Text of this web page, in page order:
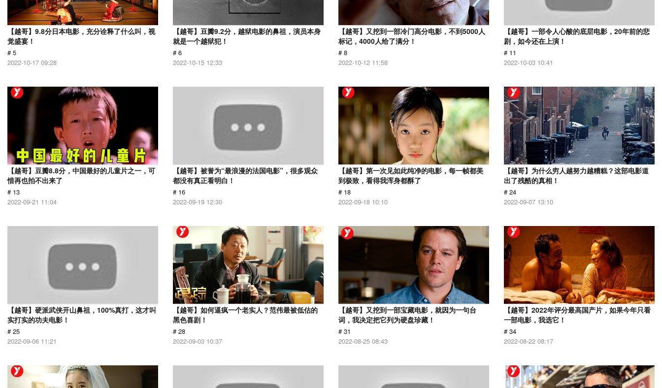
【越哥】9.8分日本电影，充分诠释了什么叫，视
觉盛宴！
# 5
2022-10-17 09:28
【越哥】豆瓣9.2分，越狱电影的鼻祖，演员本身
就是一个越狱犯！
# 6
2022-10-15 12:33
【越哥】又挖到一部冷门高分电影，不到5000人
标记，4000人给了满分！
# 8
2022-10-12 11:58
【越哥】一部令人心酸的底层电影，20年前的悲
剧，如今还在上演！
# 11
2022-10-03 10:41
【越哥】豆瓣8.8分，中国最好的儿童片之一，可
惜再也拍不出来了
# 13
2022-09-21 11:04
【越哥】被誉为“最浪漫的法国电影”，很多观众
都没有真正看明白！
# 16
2022-09-19 12:30
【越哥】第一次见如此纯净的电影，每一帧都美
到极致，看得我浑身都酥了
# 18
2022-09-18 10:10
【越哥】为什么穷人越努力越糟糕？这部电影道
出了残酷的真相！
# 24
2022-09-07 13:10
【越哥】硬派武侠开山鼻祖，100%真打，这才叫
实打实的功夫电影！
# 25
2022-09-06 11:21
【越哥】如何逼疯一个老实人？范伟最被低估的
黑色喜剧！
# 28
2022-09-03 10:37
【越哥】又挖到一部宝藏电影，就因为一句台
词，我决定把它列为硬盘珍藏！
# 31
2022-08-25 08:43
【越哥】2022年评分最高国产片，如果今年只看
一部电影，我选它！
# 34
2022-08-22 08:17